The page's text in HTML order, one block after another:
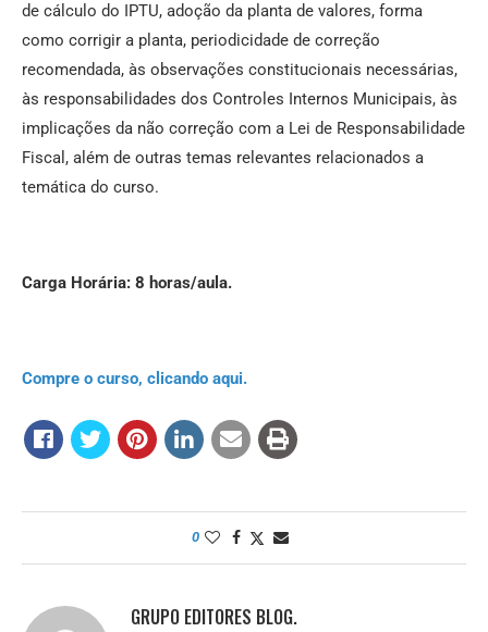
de cálculo do IPTU, adoção da planta de valores, forma
como corrigir a planta, periodicidade de correção
recomendada, às observações constitucionais necessárias,
às responsabilidades dos Controles Internos Municipais, às
implicações da não correção com a Lei de Responsabilidade
Fiscal, além de outras temas relevantes relacionados a
temática do curso.
Carga Horária: 8 horas/aula.
Compre o curso, clicando aqui.
0
GRUPO EDITORES BLOG.